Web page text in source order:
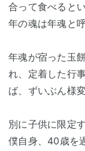
合って食べると
年の魂は年魂と
年魂が宿った玉
れ、定着した行
ば、ずいぶん様
別に子供に限定
僕自身、40歳を